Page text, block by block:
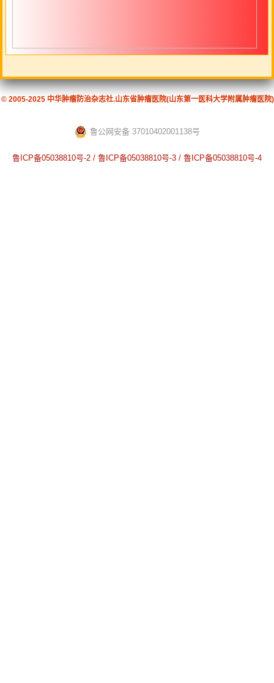
© 2005-2025 中华肿瘤防治杂志社.山东省肿瘤医院(山东第一医科大学附属肿瘤医院)
鲁公网安备 37010402001138号
鲁ICP备05038810号-2 / 鲁ICP备05038810号-3 / 鲁ICP备05038810号-4